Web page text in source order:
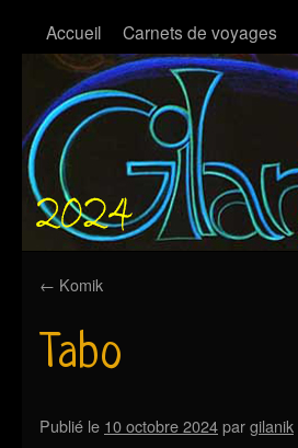
Accueil Carnets de voyages
← Komik
Tabo
Publié le 10 octobre 2024pargilanik